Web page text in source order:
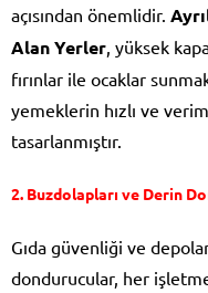
açısından önemlidir.
Alan Yerler, yüksek
fırınlar ile ocaklar
yemeklerin hızlı ve
tasarlanmıştır.
2. Buzdolapları ve Derin
Gıda güvenliği ve
dondurucular, her